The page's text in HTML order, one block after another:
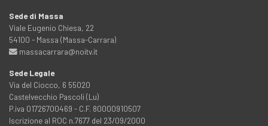
Sede di Massa
Viale Eugenio Chiesa, 22
54100 - Massa (Massa-Carrara)
massacarrara@noitv.it
Sede Legale
Via del Ciocco, 6 55020
Castelvecchio Pascoli (Lu)
P.iva 01726700469 - C.F. 80000910507
Iscrizione al ROC n.7677 del 23/09/2000